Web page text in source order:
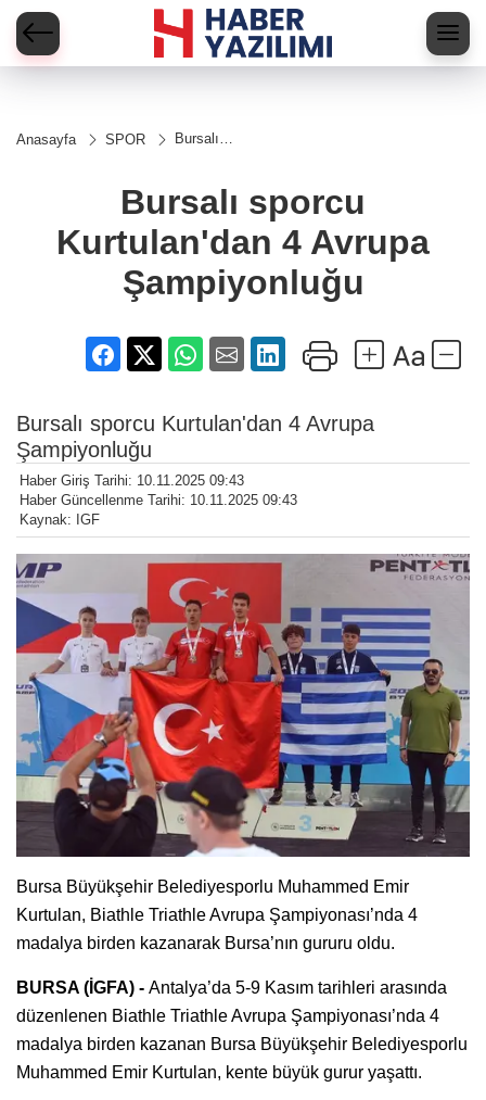
Anasayfa SPOR
Bursalı
Şampiyonluğu
Bursalı sporcu
Kurtulan'dan 4 Avrupa
Şampiyonluğu
Bursalı sporcu Kurtulan'dan 4 Avrupa
Şampiyonluğu
Haber Giriş Tarihi: 10.11.2025 09:43
Haber Güncellenme Tarihi: 10.11.2025 09:43
Kaynak: IGF
Bursa Büyükşehir Belediyesporlu Muhammed Emir
Kurtulan, Biathle Triathle Avrupa Şampiyonası’nda 4
madalya birden kazanarak Bursa’nın gururu oldu.
BURSA (İGFA) - Antalya’da 5-9 Kasım tarihleri arasında
düzenlenen Biathle Triathle Avrupa Şampiyonası’nda 4
madalya birden kazanan Bursa Büyükşehir Belediyesporlu
Muhammed Emir Kurtulan, kente büyük gurur yaşattı.